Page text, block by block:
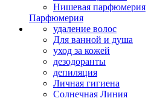
Нишевая парфюмерия
Парфюмерия
удаление волос
Для ванной и душа
уход за кожей
дезодоранты
депиляция
Личная гигиена
Солнечная Линия